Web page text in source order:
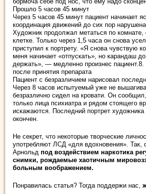
Прошло 5 часов 45 минут
Через 5 часов 45 минут пациент начинает
координация движений до сих пор нарушена.
Художник продолжал метаться по комнате,
клетке. Только через 1,5 часа он снова
приступил к портрету. «Я снова чувствую
меня начинает «отпускать», но карандаш
держать», — медленно произнес
после принятия препарата
Пациент с безразличием нарисовал
Через 8 часов испытуемый уже не
безразлично сидел на кровати. Он
только лица психиатра и рядом стоящего
искажаются. Последний портрет художника
окончен.
Не секрет, что некоторые творческие
употребляют ЛСД «для вдохновения». Так,
Арнольд под воздействием наркотика
снимки, рождаемые хаотичным
больным воображением.
Понравилась статья? Тогда поддержи нас,